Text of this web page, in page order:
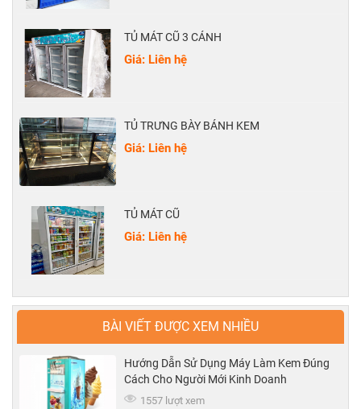
TỦ MÁT CŨ 3 CÁNH
Giá: Liên hệ
TỦ TRƯNG BÀY BÁNH KEM
Giá: Liên hệ
TỦ MÁT CŨ
Giá: Liên hệ
BÀI VIẾT ĐƯỢC XEM NHIỀU
Hướng Dẫn Sử Dụng Máy Làm Kem Đúng
Cách Cho Người Mới Kinh Doanh
1557 lượt xem